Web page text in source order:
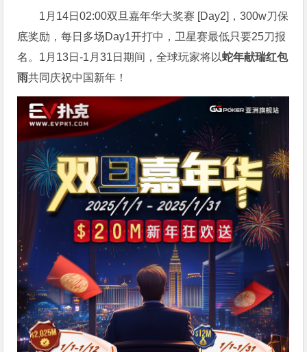
1月14日02:00双旦嘉年华大奖赛 [Day2]，300w刀保
底奖励，每日多场Day1开打中，卫星赛最低只要25刀报
名。1月13日-1月31日期间，全球玩家将以蛇年献瑞红包
雨共同庆祝中国新年！